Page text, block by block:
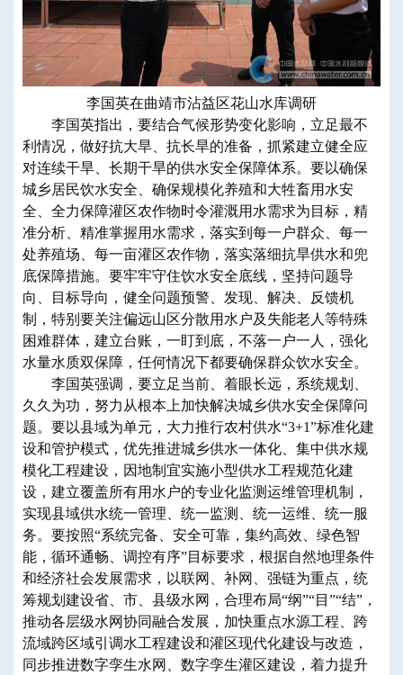
李国英在曲靖市沾益区花山水库调研
李国英指出，要结合气候形势变化影响，立足最不
利情况，做好抗大旱、抗长旱的准备，抓紧建立健全应
对连续干旱、长期干旱的供水安全保障体系。要以确保
城乡居民饮水安全、确保规模化养殖和大牲畜用水安
全、全力保障灌区农作物时令灌溉用水需求为目标，精
准分析、精准掌握用水需求，落实到每一户群众、每一
处养殖场、每一亩灌区农作物，落实落细抗旱供水和兜
底保障措施。要牢牢守住饮水安全底线，坚持问题导
向、目标导向，健全问题预警、发现、解决、反馈机
制，特别要关注偏远山区分散用水户及失能老人等特殊
困难群体，建立台账，一盯到底，不落一户一人，强化
水量水质双保障，任何情况下都要确保群众饮水安全。
李国英强调，要立足当前、着眼长远，系统规划、
久久为功，努力从根本上加快解决城乡供水安全保障问
题。要以县域为单元，大力推行农村供水“3+1”标准化建
设和管护模式，优先推进城乡供水一体化、集中供水规
模化工程建设，因地制宜实施小型供水工程规范化建
设，建立覆盖所有用水户的专业化监测运维管理机制，
实现县域供水统一管理、统一监测、统一运维、统一服
务。要按照“系统完备、安全可靠，集约高效、绿色智
能，循环通畅、调控有序”目标要求，根据自然地理条件
和经济社会发展需求，以联网、补网、强链为重点，统
筹规划建设省、市、县级水网，合理布局“纲”“目”“结”，
推动各层级水网协同融合发展，加快重点水源工程、跨
流域跨区域引调水工程建设和灌区现代化建设与改造，
同步推进数字孪生水网、数字孪生灌区建设，着力提升